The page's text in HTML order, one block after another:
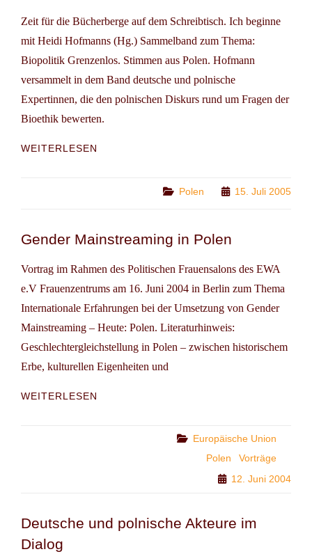
Zeit für die Bücherberge auf dem Schreibtisch. Ich beginne
mit Heidi Hofmanns (Hg.) Sammelband zum Thema:
Biopolitik Grenzenlos. Stimmen aus Polen. Hofmann
versammelt in dem Band deutsche und polnische
Expertinnen, die den polnischen Diskurs rund um Fragen der
Bioethik bewerten.
WEITERLESEN
POLEN
Categories
Polen 15. Juli 2005
Gender Mainstreaming in Polen
Vortrag im Rahmen des Politischen Frauensalons des EWA
e.V Frauenzentrums am 16. Juni 2004 in Berlin zum Thema
Internationale Erfahrungen bei der Umsetzung von Gender
Mainstreaming – Heute: Polen. Literaturhinweis:
Geschlechtergleichstellung in Polen – zwischen historischem
Erbe, kulturellen Eigenheiten und
WEITERLESEN
Categories
Europäische Union
Polen
Vorträge
12. Juni 2004
Deutsche und polnische Akteure im
Dialog